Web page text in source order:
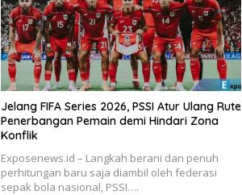
Jelang FIFA Series 2026, PSSI Atur Ulang Rute
Penerbangan Pemain demi Hindari Zona
Konflik
Exposenews.id – Langkah berani dan penuh
perhitungan baru saja diambil oleh federasi
sepak bola nasional, PSSI….